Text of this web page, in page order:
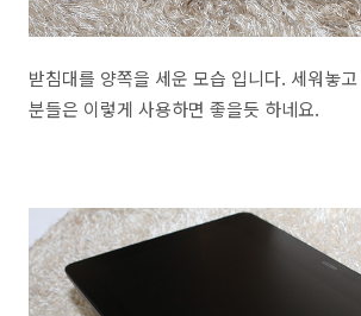
받침대를 양쪽을 세운 모습 입니다. 세워놓
분들은 이렇게 사용하면 좋을듯 하네요.